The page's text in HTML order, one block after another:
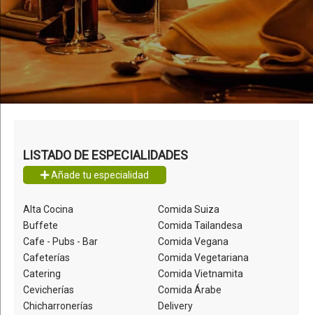
LISTADO DE ESPECIALIDADES
Añade tu especialidad
Alta Cocina
Buffete
Cafe - Pubs - Bar
Cafeterías
Catering
Cevicherías
Chicharronerías
Comida Suiza
Comida Tailandesa
Comida Vegana
Comida Vegetariana
Comida Vietnamita
Comida Árabe
Delivery